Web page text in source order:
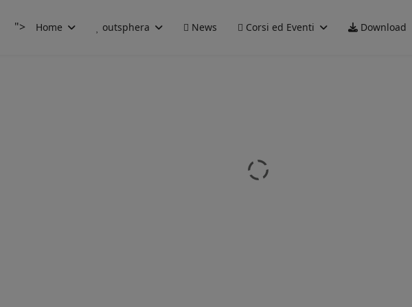
"> Home outsphera News Corsi ed Eventi Download